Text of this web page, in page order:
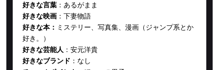
好きな言葉 ： あるがまま
好きな映画 ：下妻物語
好きな本： ミステリー、写真集、漫画（ジャンプ系とか
好き。）
好きな芸能人 ：安元洋貴
好きなブランド ： なし